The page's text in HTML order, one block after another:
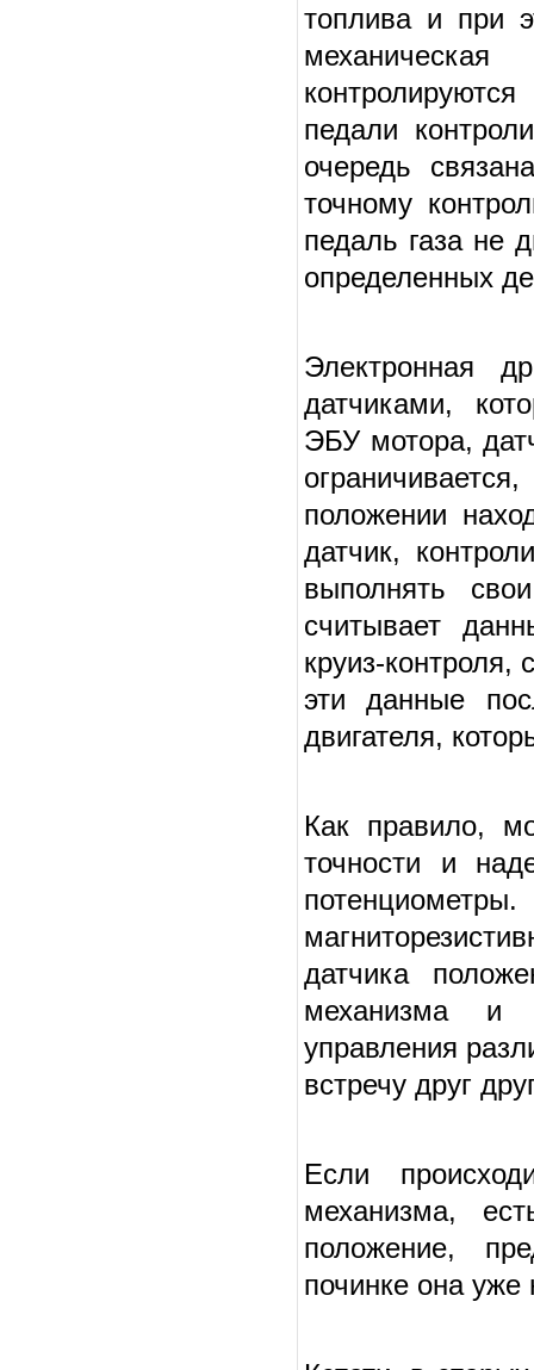
топлива и при
педали
очередь
точному
педаль газа не
определенных
Электронная
датчиками,
ЭБУ мотора,
положении
датчик,
выполнять
считывает
круиз-контроля,
эти данные
двигателя,
Как правило,
точности и
датчика
механизма и
управления
встречу друг
Если
механизма,
положение,
починке она уже